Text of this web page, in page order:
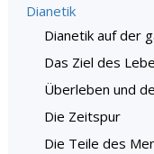
Dianetik
Dianetik auf der
Das Ziel des
Überleben und
Die Zeitspur
Die Teile des